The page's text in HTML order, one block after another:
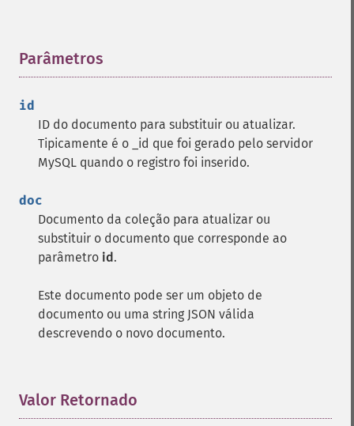
Parâmetros
id
ID do documento para substituir ou atualizar.
Tipicamente é o _id que foi gerado pelo servidor
MySQL quando o registro foi inserido.
doc
Documento da coleção para atualizar ou
substituir o documento que corresponde ao
parâmetro id.
Este documento pode ser um objeto de
documento ou uma string JSON válida
descrevendo o novo documento.
Valor Retornado